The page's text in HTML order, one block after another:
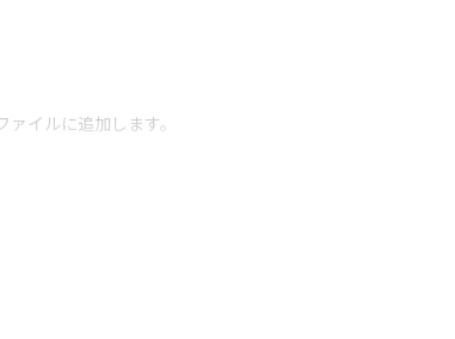
イルに追加します。